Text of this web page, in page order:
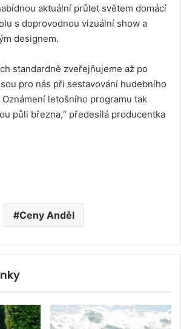
aktuální průlet světem domácí
s doprovodnou vizuální show a
designem.
standardně zveřejňujeme až po
pro nás při sestavování hudebního
letošního programu tak
půli března,“ předesílá producentka
Ceny Anděl